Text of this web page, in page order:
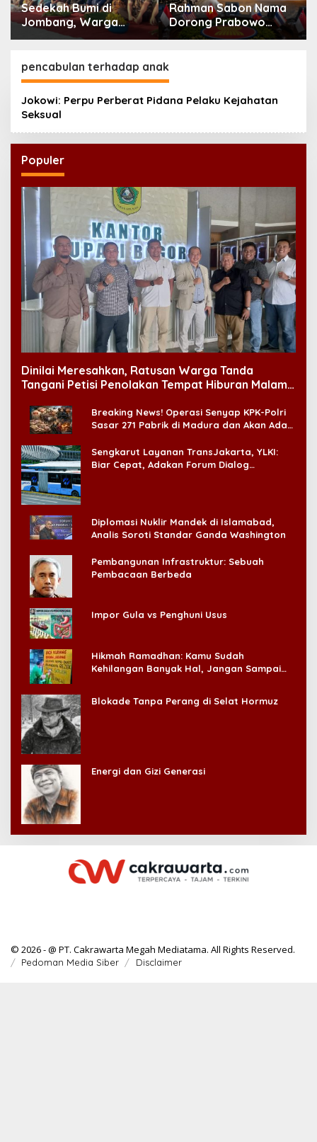
Sedekah Bumi di
Jombang, Warga
Doakan Leluhur dan
Rahman Sabon Nama
Dorong Prabowo
Perkuat Koordinasi
pencabulan terhadap anak
Jokowi: Perpu Perberat Pidana Pelaku Kejahatan
Seksual
Populer
Dinilai Meresahkan, Ratusan Warga Tanda
Tangani Petisi Penolakan Tempat Hiburan Malam
Breaking News! Operasi Senyap KPK-Polri
Sasar 271 Pabrik di Madura dan Akan Ada
Sengkarut Layanan TransJakarta, YLKI:
Biar Cepat, Adakan Forum Dialog
Diplomasi Nuklir Mandek di Islamabad,
Analis Soroti Standar Ganda Washington
Pembangunan Infrastruktur: Sebuah
Pembacaan Berbeda
Impor Gula vs Penghuni Usus
Hikmah Ramadhan: Kamu Sudah
Kehilangan Banyak Hal, Jangan Sampai
Blokade Tanpa Perang di Selat Hormuz
Energi dan Gizi Generasi
© 2026 - @ PT. Cakrawarta Megah Mediatama. All Rights Reserved.
Pedoman Media Siber Disclaimer